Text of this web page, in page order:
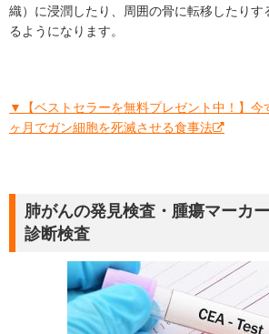
織）に浸潤したり、周囲の骨に転移したりす
るようになります。
▼【ベストセラーを無料プレゼント中！】今
ヶ月でガン細胞を死滅させる食事法
肺がんの発見検査・腫瘍マーカ
診断検査